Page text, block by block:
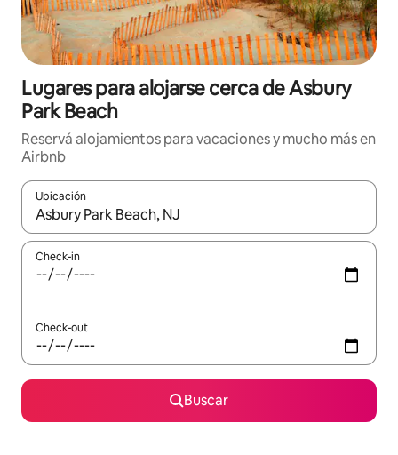
Lugares para alojarse cerca de Asbury
Park Beach
Reservá alojamientos para vacaciones y mucho más en
Airbnb
Ubicación
Cuando los resultados estén disponibles, navegá con las
Check-in
Check-out
Buscar